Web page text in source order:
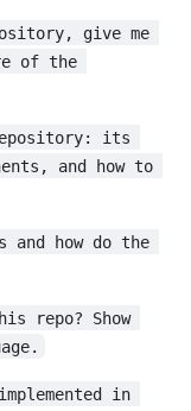
give me
of the
its
and how to
and how do the
repo? Show
in